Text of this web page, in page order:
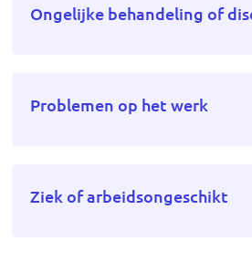
Ongelijke behandeling of
Problemen op het werk
Ziek of arbeidsongeschikt